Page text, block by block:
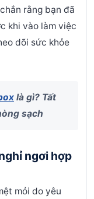
rằng bạn đã
khi vào làm việc
dõi sức khỏe
là gì? Tất
sạch
ngơi hợp
mỏi do yêu